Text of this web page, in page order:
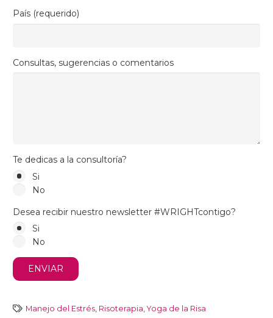
País (requerido)
Consultas, sugerencias o comentarios
Te dedicas a la consultoría?
Si
No
Desea recibir nuestro newsletter #WRIGHTcontigo?
Si
No
Manejo del Estrés Risoterapia ,Yoga de la Risa